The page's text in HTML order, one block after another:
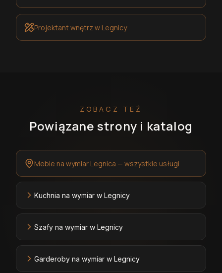
Projektant wnętrzw Legnicy
ZOBACZ TEŻ
Powiązane strony i katalog
Meble na wymiar Legnica — wszystkie usługi
Kuchnia na wymiar w Legnicy
Szafy na wymiar w Legnicy
Garderoby na wymiar w Legnicy